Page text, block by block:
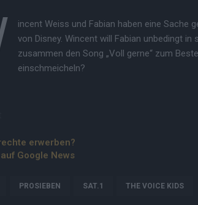
incent Weiss und Fabian haben eine Sache
von Disney. Wincent will Fabian unbedingt
zusammen den Song „Voll gerne“ zum
einschmeicheln?
erwerben?
Google News
PROSIEBEN SAT.1 THE VOICE KIDS